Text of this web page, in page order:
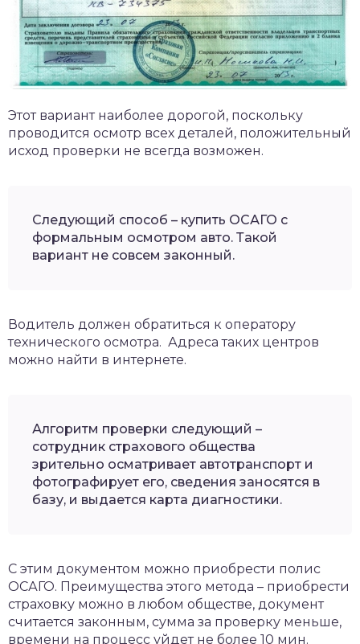
Этот вариант наиболее дорогой, поскольку
проводится осмотр всех деталей, положительный
исход проверки не всегда возможен.
Следующий способ – купить ОСАГО с
формальным осмотром авто. Такой
вариант не совсем законный.
Водитель должен обратиться к оператору
технического осмотра. Адреса таких центров
можно найти в интернете.
Алгоритм проверки следующий –
сотрудник страхового общества
зрительно осматривает автотранспорт и
фотографирует его, сведения заносятся в
базу, и выдается карта диагностики.
С этим документом можно приобрести полис
ОСАГО. Преимущества этого метода – приобрести
страховку можно в любом обществе, документ
считается законным, сумма за проверку меньше,
времени на процесс уйдет не более 10 мин.